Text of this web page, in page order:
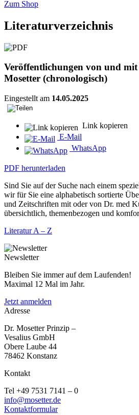
Zum Shop
Literaturverzeichnis
Veröffentlichungen von und
Mosetter (chronologisch)
Eingestellt am 14.05.2025
Link kopieren
E-Mail
WhatsApp
PDF herunterladen
Sind Sie auf der Suche nach einem
wir für Sie eine alphabetisch sortierte
und Zeitschriften mit oder von Dr. med
übersichtlich, themenbezogen und
Literatur A – Z
Newsletter
Bleiben Sie immer auf dem Laufenden!
Maximal 12 Mal im Jahr.
Jetzt anmelden
Adresse
Dr. Mosetter Prinzip –
Vesalius GmbH
Obere Laube 44
78462 Konstanz
Kontakt
Tel +49 7531 7141 – 0
info@mosetter.de
Kontaktformular